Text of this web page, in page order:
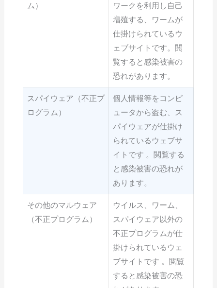
ム）
ワークを利用し自己
増殖する、ワームが
仕掛けられているウ
ェブサイトです。閲
覧すると感染被害の
恐れがあります。
スパイウェア（不正プ
ログラム）
個人情報等をコンピ
ュータから盗む、ス
パイウェアが仕掛け
られているウェブサ
イトです 。閲覧する
と感染被害の恐れが
あります。
その他のマルウェア
（不正プログラム）
ウイルス、ワーム、
スパイウェア以外の
不正プログラムが仕
掛けられているウェ
ブサイトです 。閲覧
すると感染被害の恐